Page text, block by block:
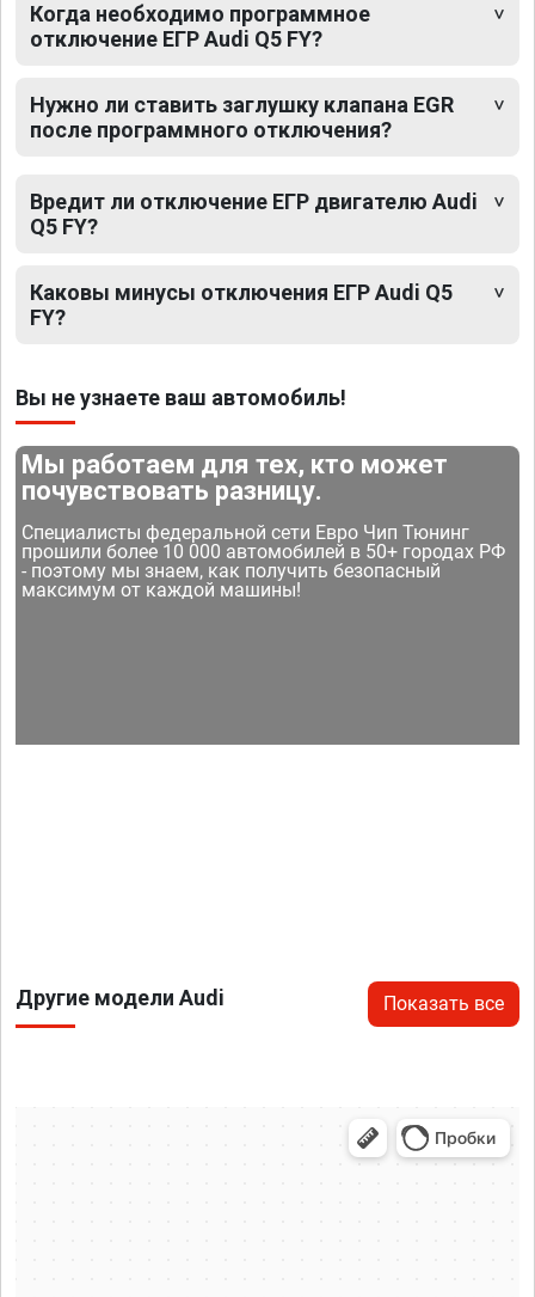
Когда необходимо программное
отключение ЕГР Audi Q5 FY?
Нужно ли ставить заглушку клапана EGR
после программного отключения?
Вредит ли отключение ЕГР двигателю Audi
Q5 FY?
Каковы минусы отключения ЕГР Audi Q5
FY?
Вы не узнаете ваш автомобиль!
Мы работаем для тех, кто может
почувствовать разницу.
Специалисты федеральной сети Евро Чип Тюнинг
прошили более 10 000 автомобилей в 50+ городах РФ
- поэтому мы знаем, как получить безопасный
максимум от каждой машины!
Другие модели Audi Показать все